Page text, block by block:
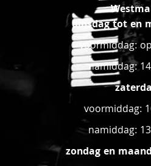
dinsdag tot en
voormiddag:
namiddag:
voormiddag:
namiddag:
zondag en